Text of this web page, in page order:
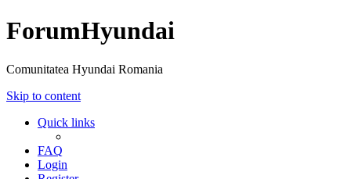
ForumHyundai
Comunitatea Hyundai Romania
Skip to content
Quick links
FAQ
Login